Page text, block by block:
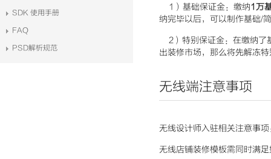
SDK 使用手册
FAQ
PSD解析规范
1 ）基础保证金：缴纳1万
纳完毕以后，可以制作基础/
2 ）特别保证金：在缴纳
出装修市场，那么将先解冻
无线端注意事项
无线设计师入驻相关注意事项
无线店铺装修模板需同时满